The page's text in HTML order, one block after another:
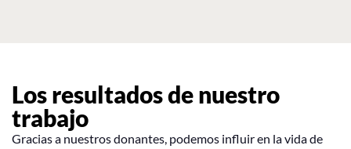
Los resultados de nuestro
trabajo
Gracias a nuestros donantes, podemos influir en la vida de